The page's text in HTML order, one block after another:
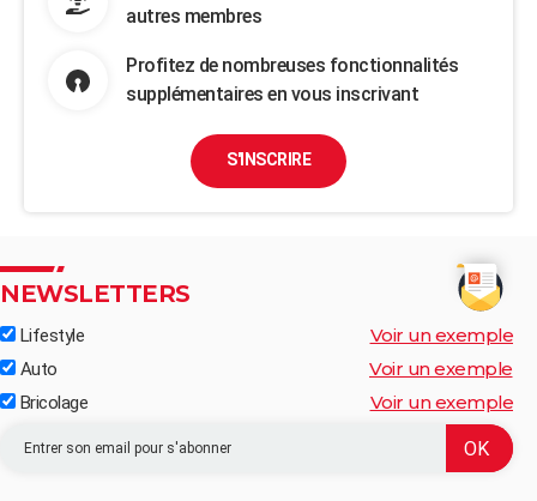
autres membres
Profitez de nombreuses fonctionnalités
supplémentaires en vous inscrivant
S'INSCRIRE
NEWSLETTERS
Lifestyle Voir un exemple
Auto Voir un exemple
Bricolage Voir un exemple